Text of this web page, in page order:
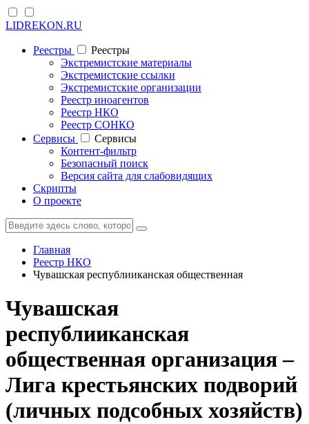
LIDREKON.RU
Реестры
Реестры
Экстремистские материалы
Экстремистские ссылки
Экстремистские организации
Реестр иноагентов
Реестр НКО
Реестр СОНКО
Cервисы
Cервисы
Контент-фильтр
Безопасный поиск
Версия сайта для слабовидящих
Скрипты
О проекте
Главная
Реестр НКО
Чувашская республииканская общественная
Чувашская
республииканская
общественная организация –
Лига крестьянских подворий
(личных подсобных хозяйств)